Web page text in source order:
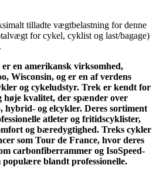
tilladte vægtbelastning for denne
for cykel, cyklist og last/bagage)
en amerikansk virksomhed,
Wisconsin, og er en af verdens
og cykeludstyr. Trek er kendt for
høje kvalitet, der spænder over
hybrid- og elcykler. Deres sortiment
atleter og fritidscyklister,
og bæredygtighed. Treks cykler
som Tour de France, hvor deres
carbonfiberrammer og IsoSpeed-
blandt professionelle.